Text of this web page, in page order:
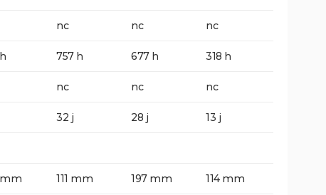
nc nc nc
757 h 677 h 318 h
nc nc nc
32 j 28 j 13 j
mm 111 mm 197 mm 114 mm